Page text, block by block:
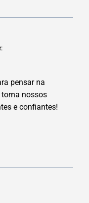
pensar na
nossos
e confiantes!